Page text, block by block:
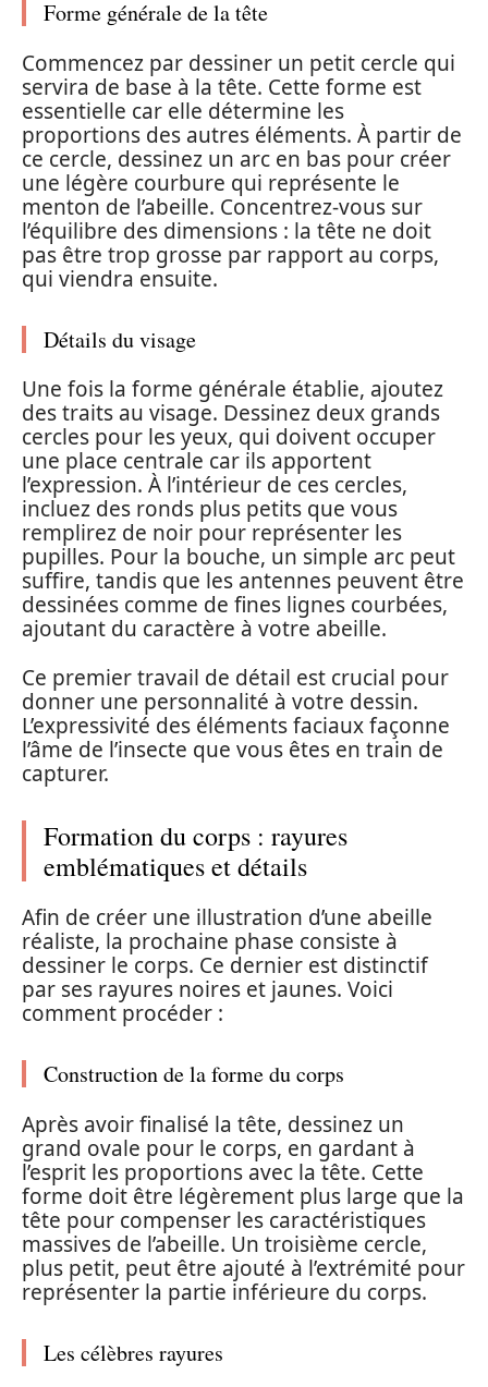
Forme générale de la tête
Commencez par dessiner un petit cercle qui
servira de base à la tête. Cette forme est
essentielle car elle détermine les
proportions des autres éléments. À partir de
ce cercle, dessinez un arc en bas pour créer
une légère courbure qui représente le
menton de l’abeille. Concentrez-vous sur
l’équilibre des dimensions : la tête ne doit
pas être trop grosse par rapport au corps,
qui viendra ensuite.
Détails du visage
Une fois la forme générale établie, ajoutez
des traits au visage. Dessinez deux grands
cercles pour les yeux, qui doivent occuper
une place centrale car ils apportent
l’expression. À l’intérieur de ces cercles,
incluez des ronds plus petits que vous
remplirez de noir pour représenter les
pupilles. Pour la bouche, un simple arc peut
suffire, tandis que les antennes peuvent être
dessinées comme de fines lignes courbées,
ajoutant du caractère à votre abeille.
Ce premier travail de détail est crucial pour
donner une personnalité à votre dessin.
L’expressivité des éléments faciaux façonne
l’âme de l’insecte que vous êtes en train de
capturer.
Formation du corps : rayures
emblématiques et détails
Afin de créer une illustration d’une abeille
réaliste, la prochaine phase consiste à
dessiner le corps. Ce dernier est distinctif
par ses rayures noires et jaunes. Voici
comment procéder :
Construction de la forme du corps
Après avoir finalisé la tête, dessinez un
grand ovale pour le corps, en gardant à
l’esprit les proportions avec la tête. Cette
forme doit être légèrement plus large que la
tête pour compenser les caractéristiques
massives de l’abeille. Un troisième cercle,
plus petit, peut être ajouté à l’extrémité pour
représenter la partie inférieure du corps.
Les célèbres rayures